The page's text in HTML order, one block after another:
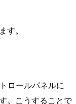
。
ロールパネルに
。こうすることで